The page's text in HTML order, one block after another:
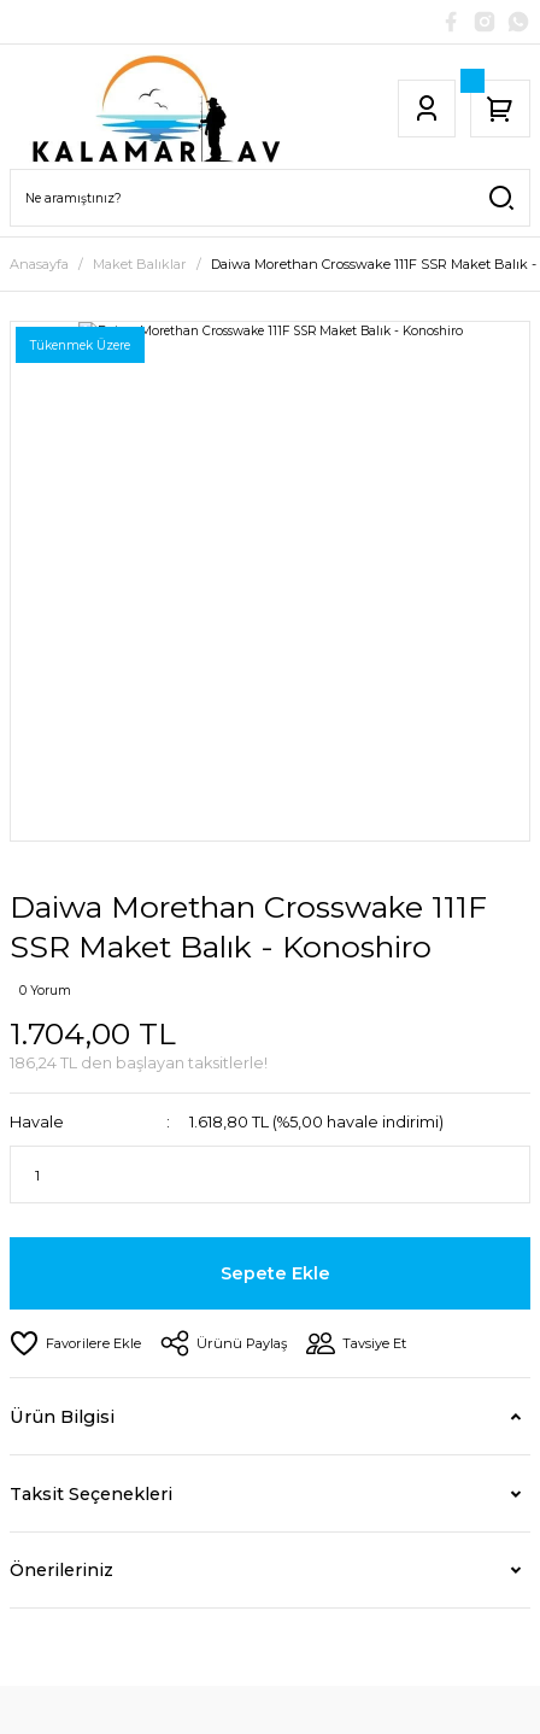
Anasayfa Maket Balıklar Daiwa Morethan Crosswake 111F SSR Maket Balık
Tükenmek Üzere
Daiwa Morethan Crosswake 111F
SSR Maket Balık - Konoshiro
0 Yorum
1.704,00 TL
186,24 TL den başlayan taksitlerle!
Havale 1.618,80 TL (%5,00 havale indirimi)
Sepete Ekle
Ürünü Paylaş Tavsiye Et
Ürün Bilgisi
Taksit Seçenekleri
Önerileriniz